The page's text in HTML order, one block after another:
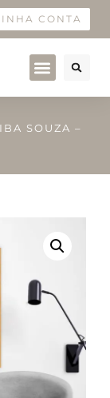
CONTA
SOUZA –